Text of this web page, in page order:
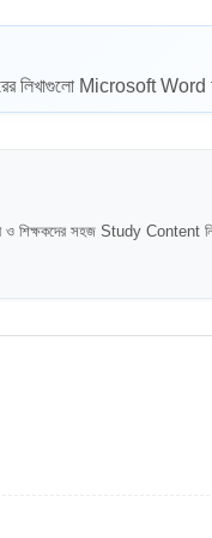
লিখাগুলো Microsoft
শিক্ষকদের সহজ Study Content